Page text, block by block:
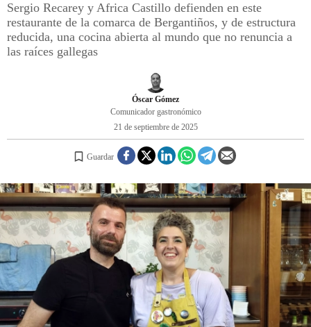
ÍDOLOS DE MESAS
CUADERNO DE VIAJE
INICIAR SESIÓN
Sergio Recarey y Africa Castillo defienden en este
restaurante de la comarca de Bergantiños, y de estructura
reducida, una cocina abierta al mundo que no renuncia a
las raíces gallegas
Óscar Gómez
Comunicador gastronómico
21 de septiembre de 2025
Guardar